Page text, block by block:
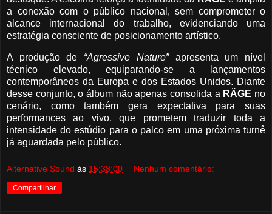
a conexão com o público nacional, sem comprometer o
alcance internacional do trabalho, evidenciando uma
estratégia consciente de posicionamento artístico.
A produção de “Agressive Nature”apresenta um nível
técnico elevado, equiparando-se a lançamentos
contemporâneos da Europa e dos Estados Unidos. Diante
desse conjunto, o álbum não apenas consolida a RÄGE no
cenário, como também gera expectativa para suas
performances ao vivo, que prometem traduzir toda a
intensidade do estúdio para o palco em uma próxima turnê
já aguardada pelo público.
Alternative Sound às 15:38:00 Nenhum comentário:
Compartilhar